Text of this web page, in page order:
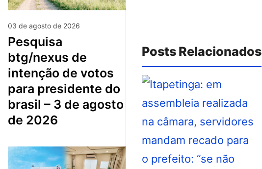
03 de agosto de 2026
pesquisa
btg/nexus de
intenção de votos
para presidente do
brasil – 3 de agosto
de 2026
Posts Relacionados